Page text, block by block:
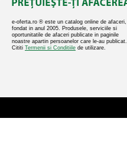
e-oferta.ro ® este un catalog online de afaceri,
fondat in anul 2005. Produsele, serviciile si
oportunitatile de afaceri publicate in paginile
noastre apartin persoanelor care le-au publicat.
Cititi Termenii si Conditiile de utilizare.